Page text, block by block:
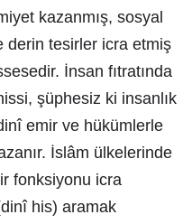
kazanmış, sosyal
derin tesirler icra etmiş
İnsan fıtratında
şüphesiz ki insanlık
emir ve hükümlerle
İslâm ülkelerinde
fonksiyonu icra
his) aramak